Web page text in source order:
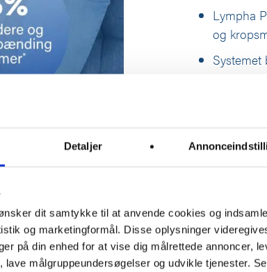
Detaljer
dit samtykke til at anvende cookies og
og marketingformål. Disse oplysninger
på din enhed for at vise dig målrettede annoncer,
lave målgruppeundersøgelser og udvikle tjenester.
Lympha
og
På
Der er
afprøvning
i 14 dage, hvis en sundhedsfaglig